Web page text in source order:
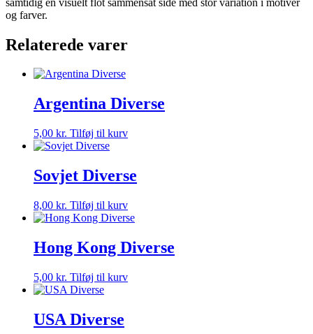
og farver.
Relaterede varer
Argentina Diverse
5,00 kr. Tilføj til kurv
Sovjet Diverse
8,00 kr. Tilføj til kurv
Hong Kong Diverse
5,00 kr. Tilføj til kurv
USA Diverse